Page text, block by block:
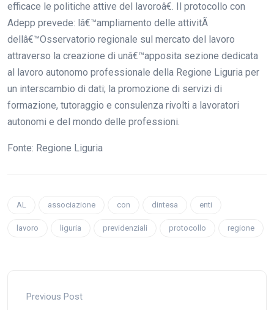
efficace le politiche attive del lavoroâ€. Il protocollo con
Adepp prevede: lâ€™ampliamento delle attivitÃ
dellâ€™Osservatorio regionale sul mercato del lavoro
attraverso la creazione di unâ€™apposita sezione dedicata
al lavoro autonomo professionale della Regione Liguria per
un interscambio di dati; la promozione di servizi di
formazione, tutoraggio e consulenza rivolti a lavoratori
autonomi e del mondo delle professioni.
Fonte: Regione Liguria
AL associazione con dintesa enti
lavoro liguria previdenziali protocollo regione
Previous Post